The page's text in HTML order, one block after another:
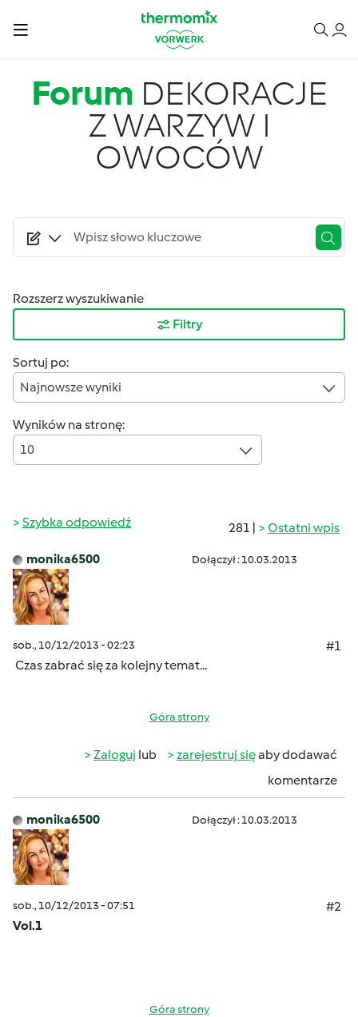
Forum DEKORACJE
Z WARZYW I
OWOCÓW
Rozszerz wyszukiwanie
Filtry
Sortuj po:
Najnowsze wyniki
Wyników na stronę:
10
281 | Ostatni wpis
Szybka odpowiedź
monika6500 Dołączył : 10.03.2013
sob., 10/12/2013 - 02:23
#1
Czas zabrać się za kolejny temat...
Góra strony
Zaloguj lub zarejestruj sięaby dodawać
komentarze
monika6500 Dołączył : 10.03.2013
sob., 10/12/2013 - 07:51
#2
Vol.1
Góra strony